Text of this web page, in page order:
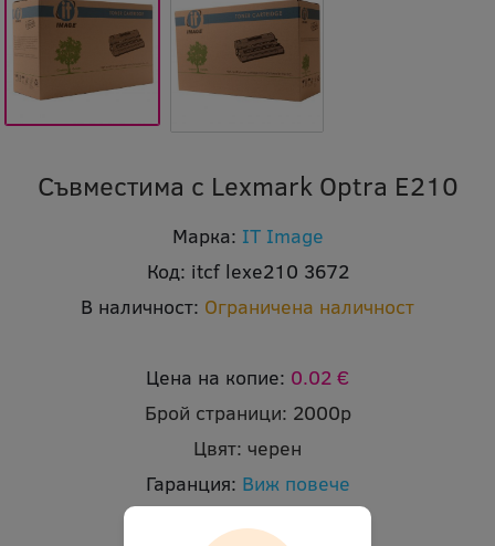
Съвместима с Lexmark Optra E210
Марка: IT Image
Код: itcf lexe210 3672
В наличност: Ограничена наличност
Цена на копие: 0.02 €
Брой страници: 2000p
Цвят: черен
Гаранция: Виж повече